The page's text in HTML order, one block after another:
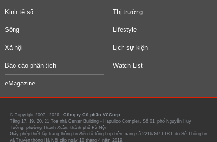
Kinh tế số Thị trường
Sống Lifestyle
Xã hội Lịch sự kiện
Báo cáo phân tích Watch List
eMagazine
© Copyright 2007 - 2026 - Công ty Cổ phần VCCorp.
Tầng 17, 19, 20, 21 Toà nhà Center Building - Hapulico Complex, Số 01, phố Nguyễn Huy
Tưởng, phường Thanh Xuân, thành phố Hà Nội
Giấy phép thiết lập trang thông tin điện tử tổng hợp trên mạng số 2216/GP-TTĐT do Sở Thông tin
và Truyền thông Hà Nội cấp ngày 10 tháng 4 năm 2019.